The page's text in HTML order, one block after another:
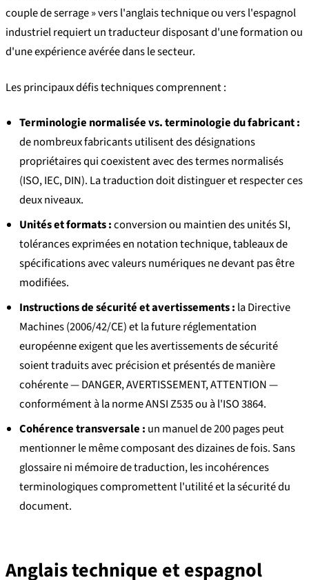
couple de serrage » vers l'anglais technique ou vers l'espagnol
industriel requiert un traducteur disposant d'une formation ou
d'une expérience avérée dans le secteur.
Les principaux défis techniques comprennent :
Terminologie normalisée vs. terminologie du fabricant :
de nombreux fabricants utilisent des désignations
propriétaires qui coexistent avec des termes normalisés
(ISO, IEC, DIN). La traduction doit distinguer et respecter ces
deux niveaux.
Unités et formats :conversion ou maintien des unités SI,
tolérances exprimées en notation technique, tableaux de
spécifications avec valeurs numériques ne devant pas être
modifiées.
Instructions de sécurité et avertissements : la Directive
Machines (2006/42/CE) et la future réglementation
européenne exigent que les avertissements de sécurité
soient traduits avec précision et présentés de manière
cohérente — DANGER, AVERTISSEMENT, ATTENTION —
conformément à la norme ANSI Z535 ou à l'ISO 3864.
Cohérence transversale : un manuel de 200 pages peut
mentionner le même composant des dizaines de fois. Sans
glossaire ni mémoire de traduction, les incohérences
terminologiques compromettent l'utilité et la sécurité du
document.
Anglais technique et espagnol